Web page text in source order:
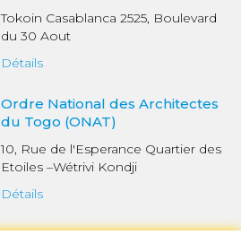
Tokoin Casablanca 2525, Boulevard
du 30 Aout
Détails
Ordre National des Architectes
du Togo (ONAT)
10, Rue de l'Esperance Quartier des
Etoiles –Wétrivi Kondji
Détails